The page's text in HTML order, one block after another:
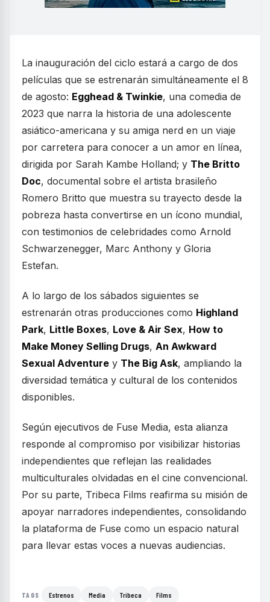
La inauguración del ciclo estará a cargo de dos
películas que se estrenarán simultáneamente el 8
de agosto: Egghead & Twinkie, una comedia de
2023 que narra la historia de una adolescente
asiático-americana y su amiga nerd en un viaje
por carretera para conocer a un amor en línea,
dirigida por Sarah Kambe Holland; y The Britto
Doc, documental sobre el artista brasileño
Romero Britto que muestra su trayecto desde la
pobreza hasta convertirse en un ícono mundial,
con testimonios de celebridades como Arnold
Schwarzenegger, Marc Anthony y Gloria
Estefan.
A lo largo de los sábados siguientes se
estrenarán otras producciones como Highland
Park, Little Boxes, Love & Air Sex, How to
Make Money Selling Drugs, An Awkward
Sexual Adventure y The Big Ask, ampliando la
diversidad temática y cultural de los contenidos
disponibles.
Según ejecutivos de Fuse Media, esta alianza
responde al compromiso por visibilizar historias
independientes que reflejan las realidades
multiculturales olvidadas en el cine convencional.
Por su parte, Tribeca Films reafirma su misión de
apoyar narradores independientes, consolidando
la plataforma de Fuse como un espacio natural
para llevar estas voces a nuevas audiencias.
TAGS Estrenos Media Tribeca Films